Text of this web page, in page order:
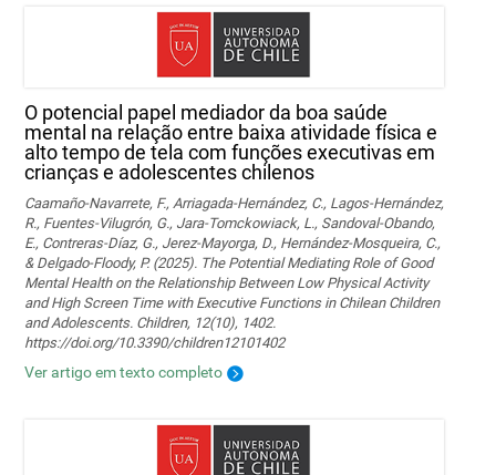
O potencial papel mediador da boa saúde
mental na relação entre baixa atividade física e
alto tempo de tela com funções executivas em
crianças e adolescentes chilenos
Caamaño-Navarrete, F., Arriagada-Hernández, C., Lagos-Hernández,
R., Fuentes-Vilugrón, G., Jara-Tomckowiack, L., Sandoval-Obando,
E., Contreras-Díaz, G., Jerez-Mayorga, D., Hernández-Mosqueira, C.,
& Delgado-Floody, P. (2025). The Potential Mediating Role of Good
Mental Health on the Relationship Between Low Physical Activity
and High Screen Time with Executive Functions in Chilean Children
and Adolescents. Children, 12(10), 1402.
https://doi.org/10.3390/children12101402
Ver artigo em texto completo